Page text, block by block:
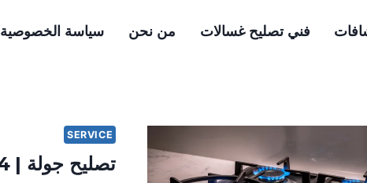
فني تصليح غسالات من نحن سياسة الخصوصية
SERVICE
تصليح جولة | 51184414